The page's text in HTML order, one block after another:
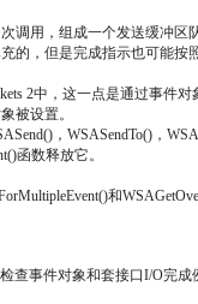
用，组成一个发送缓冲
，但是完成指示也可能按
2中，这一点是通过事件
被设置。
，WSASendTo()，
函数释放它。
和
查事件对象和套接口I/O完成